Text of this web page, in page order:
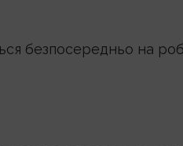
безпосередньо на